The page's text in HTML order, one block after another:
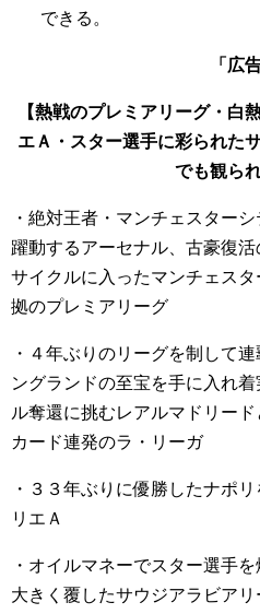
できる。
「広
【熱戦のプレミアリーグ・白
エＡ・スター選手に彩られた
でも観ら
・絶対王者・マンチェスター
躍動するアーセナル、古豪復
サイクルに入ったマンチェス
拠のプレミアリーグ
・４年ぶりのリーグを制して
ングランドの至宝を手に入れ
ル奪還に挑むレアルマドリー
カード連発のラ・リーガ
・３３年ぶりに優勝したナポ
リエＡ
・オイルマネーでスター選手
大きく覆したサウジアラビアリ